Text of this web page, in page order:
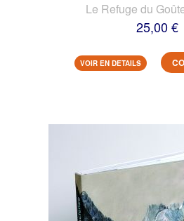
Le Refuge du
25,00 €
VOIR EN DETAILS